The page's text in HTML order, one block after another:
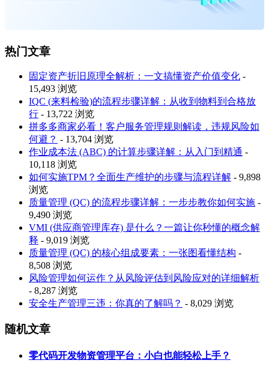
热门文章
固定资产折旧原理全解析：一文搞懂资产价值变化 -
15,493 浏览
IQC (来料检验)的流程步骤详解：从收到物料到合格放
行 - 13,722 浏览
拼多多商家必看！客户服务管理规则解读，违规风险如
何避？ - 13,704 浏览
作业成本法 (ABC) 的计算步骤详解：从入门到精通 -
10,118 浏览
如何实施TPM？全面生产维护的步骤与流程详解 - 9,898
浏览
质量管理 (QC) 的流程步骤详解：一步步教你如何实施 -
9,490 浏览
VMI (供应商管理库存) 是什么？一篇让你秒懂的概念解
释 - 9,019 浏览
质量管理 (QC) 的核心组成要素：一张图看懂结构 -
8,508 浏览
风险管理如何运作？从风险评估到风险应对的详细解析
- 8,287 浏览
安全生产管理三违：你真的了解吗？ - 8,029 浏览
随机文章
零代码开发物资管理平台：小白也能轻松上手？